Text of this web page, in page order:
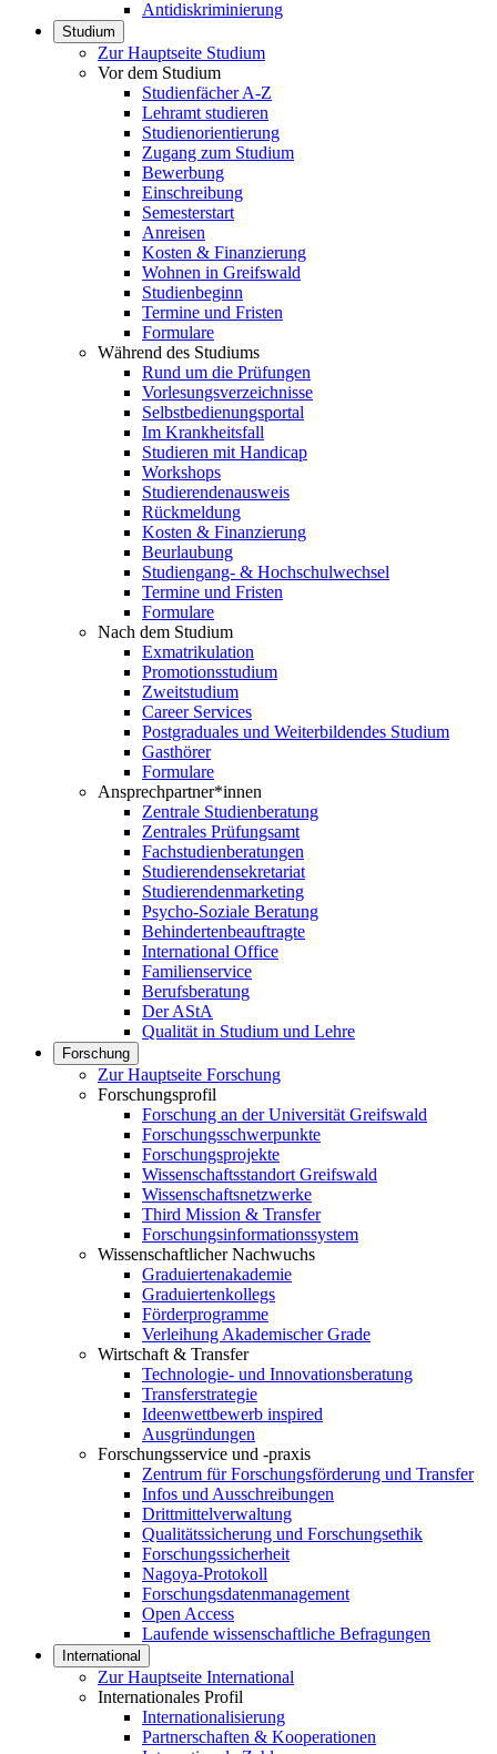
Antidiskriminierung
Studium
Zur Hauptseite Studium
Vor dem Studium
Studienfächer A-Z
Lehramt studieren
Studienorientierung
Zugang zum Studium
Bewerbung
Einschreibung
Semesterstart
Anreisen
Kosten & Finanzierung
Wohnen in Greifswald
Studienbeginn
Termine und Fristen
Formulare
Während des Studiums
Rund um die Prüfungen
Vorlesungsverzeichnisse
Selbstbedienungsportal
Im Krankheitsfall
Studieren mit Handicap
Workshops
Studierendenausweis
Rückmeldung
Kosten & Finanzierung
Beurlaubung
Studiengang- & Hochschulwechsel
Termine und Fristen
Formulare
Nach dem Studium
Exmatrikulation
Promotionsstudium
Zweitstudium
Career Services
Postgraduales und Weiterbildendes Studium
Gasthörer
Formulare
Ansprechpartner*innen
Zentrale Studienberatung
Zentrales Prüfungsamt
Fachstudienberatungen
Studierendensekretariat
Studierendenmarketing
Psycho-Soziale Beratung
Behindertenbeauftragte
International Office
Familienservice
Berufsberatung
Der AStA
Qualität in Studium und Lehre
Forschung
Zur Hauptseite Forschung
Forschungsprofil
Forschung an der Universität Greifswald
Forschungsschwerpunkte
Forschungsprojekte
Wissenschaftsstandort Greifswald
Wissenschaftsnetzwerke
Third Mission & Transfer
Forschungsinformationssystem
Wissenschaftlicher Nachwuchs
Graduiertenakademie
Graduiertenkollegs
Förderprogramme
Verleihung Akademischer Grade
Wirtschaft & Transfer
Technologie- und Innovationsberatung
Transferstrategie
Ideenwettbewerb inspired
Ausgründungen
Forschungsservice und -praxis
Zentrum für Forschungsförderung und Transfer
Infos und Ausschreibungen
Drittmittelverwaltung
Qualitätssicherung und Forschungsethik
Forschungssicherheit
Nagoya-Protokoll
Forschungsdatenmanagement
Open Access
Laufende wissenschaftliche Befragungen
International
Zur Hauptseite International
Internationales Profil
Internationalisierung
Partnerschaften & Kooperationen